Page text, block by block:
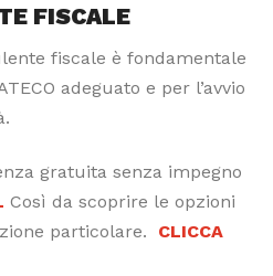
FISCALE
fiscale è fondamentale
adeguato e per l’avvio
gratuita senza impegno
Così da scoprire le opzioni
particolare. CLICCA